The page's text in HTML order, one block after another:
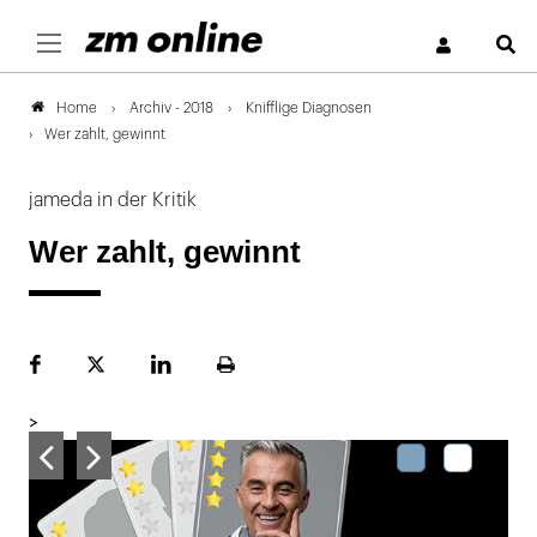
Home Archiv - 2018
Knifflige Diagnosen
Wer zahlt, gewinnt
jameda in der Kritik
Wer zahlt, gewinnt
FacebookPlattformLinekdInSeite
>